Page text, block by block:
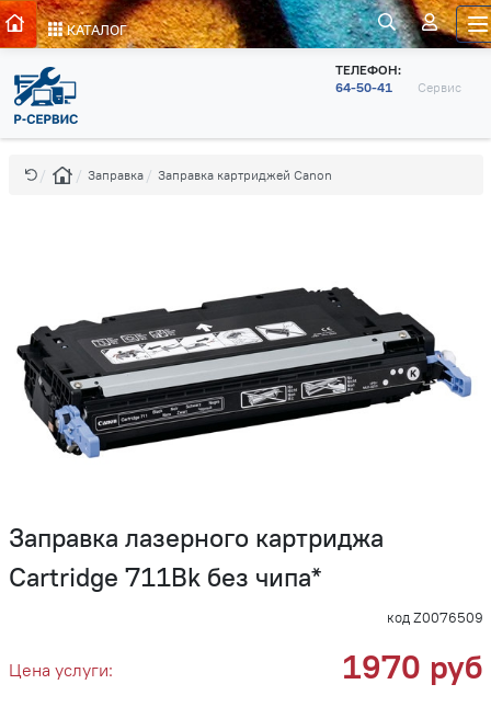
КАТАЛОГ
ТЕЛЕФОН:
64-50-41
Сервис
Заправка Заправка картриджей Canon
Заправка лазерного картриджа
Cartridge 711Bk без чипа*
код Z0076509
Цена услуги: 1970 руб